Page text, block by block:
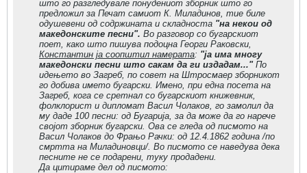
што го разгледувале понудениот зборник што го
предложил за Печат самиот К. Миладинов, тие биле
одушевени од содржината и складноста "на некои од
македонските песни". Во разговор со бугарскиот
поет, како што пишува подоцна Георги Раковски,
Константин ја соопштил намерата: "ја има многу
македонски песни што сакам да ги издадам..."По
идењето во Загреб, по совет на Штросмаер зборникот
го добива името бугарски. Имено, при една посета на
Загреб, кога се сретнал со бугарскиот книжевник,
фолклорист и дипломат Васил Чолаков, го замолил да
му даде 100 песни: од Бугарија, за да може да го нарече
својот зборник бугарски. Ова се гледа од писмото на
Васил Чолаков до Фрањо Рачки: од 12.4.1862 година /по
смртта на Миладиновци/. Во писмото се наведува дека
песните не се подарени, туку продадени.
Да цитираме дел од писмото: